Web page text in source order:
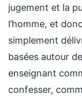
jugement et la
l’homme, et
simplement
basées autour
enseignant
confesser,